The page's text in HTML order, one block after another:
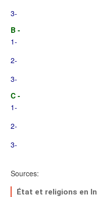
3-
B -
1-
2-
3-
C -
1-
2-
3-
Sources:
État et religions en